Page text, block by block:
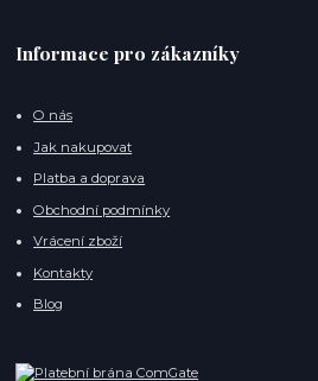
Informace pro zákazníky
O nás
Jak nakupovat
Platba a doprava
Obchodní podmínky
Vrácení zboží
Kontakty
Blog